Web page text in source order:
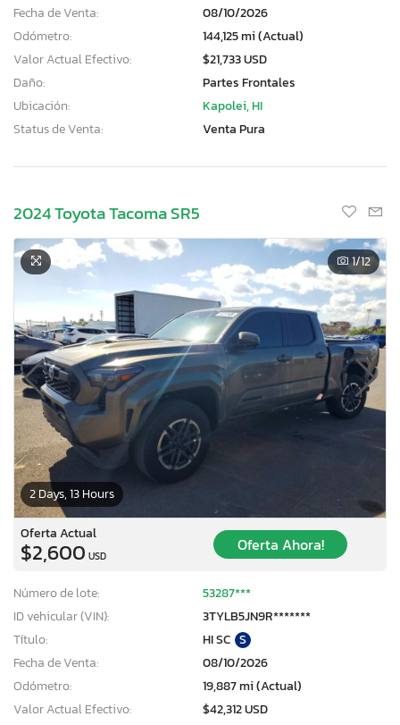
Fecha de Venta:
08/10/2026
Odómetro:
144,125 mi (Actual)
Valor Actual Efectivo:
$21,733 USD
Daño:
Partes Frontales
Ubicación:
Kapolei, HI
Status de Venta:
Venta Pura
2024 Toyota Tacoma SR5
2 Days, 13 Hours
1/12
Oferta Actual
$2,600 USD
Oferta Ahora!
Número de lote:
53287***
ID vehicular (VIN):
3TYLB5JN9R*******
Título:
HI SC S
Fecha de Venta:
08/10/2026
Odómetro:
19,887 mi (Actual)
Valor Actual Efectivo:
$42,312 USD
×